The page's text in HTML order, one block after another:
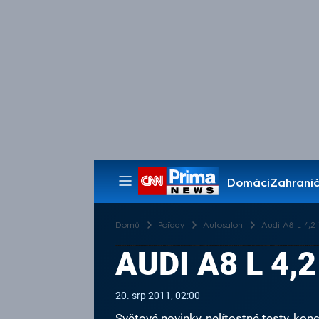
Domácí
Pořady
Domů Pořady Autosalon Audi A8 L 4,2
AUDI A8 L
20. srp 2011, 02:00